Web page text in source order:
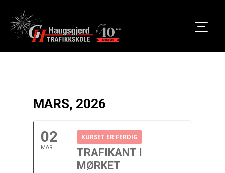
MARS, 2026
02
MAR
KURSET ER FERDIG
TRAFIKANT I
MØRKET